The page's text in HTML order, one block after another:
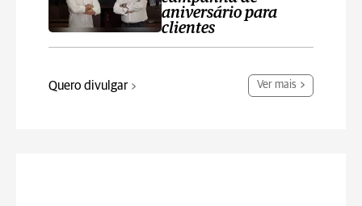
aniversário para
clientes
Quero divulgar Ver mais